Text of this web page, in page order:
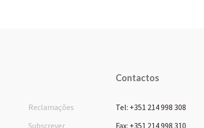
Reclamações
Subscrever
Contactos
Tel: +351 214 998 308
Fax: +351 214 998 310